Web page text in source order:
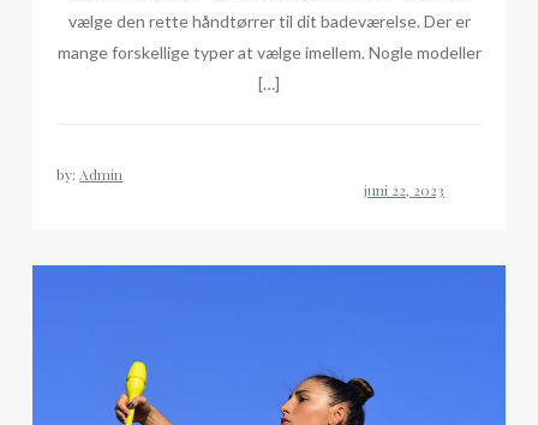
vælge den rette håndtørrer til dit badeværelse. Der er
mange forskellige typer at vælge imellem. Nogle modeller
[…]
by: Admin